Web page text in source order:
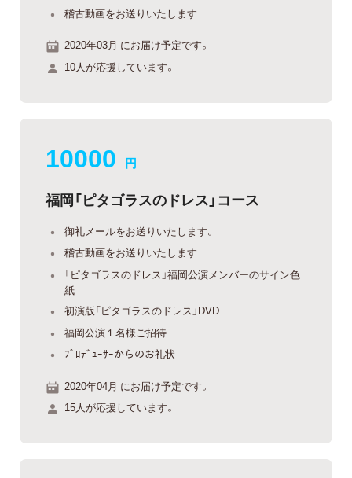
稽古動画をお送りいたします
2020年03月 にお届け予定です。
10人が応援しています。
10000 円
福岡「ピタゴラスのドレス」コース
御礼メールをお送りいたします。
稽古動画をお送りいたします
「ピタゴラスのドレス」福岡公演メンバーのサイン色
紙
初演版「ピタゴラスのドレス」DVD
福岡公演１名様ご招待
ﾌﾟﾛﾃﾞｭｰｻｰからのお礼状
2020年04月 にお届け予定です。
15人が応援しています。